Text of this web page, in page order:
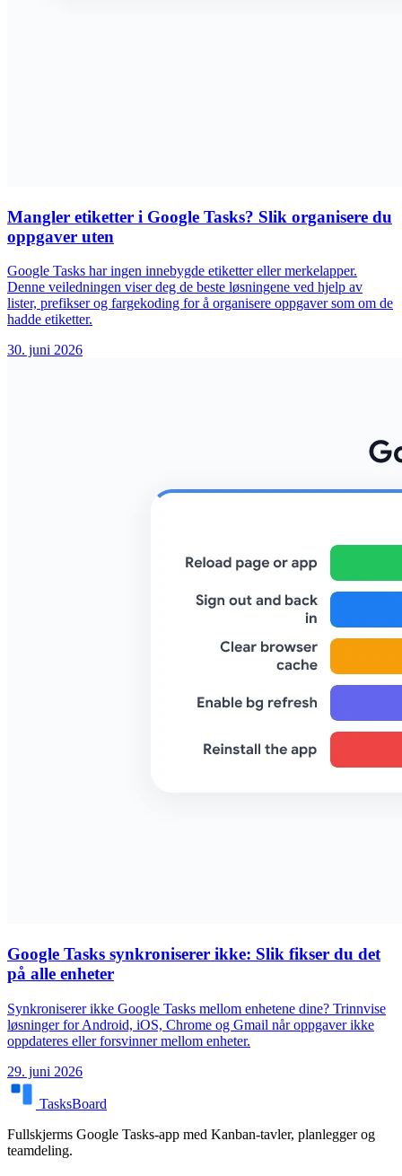
Mangler etiketter i Google Tasks? Slik organisere du
oppgaver uten
Google Tasks har ingen innebygde etiketter eller merkelapper.
Denne veiledningen viser deg de beste løsningene ved hjelp av
lister, prefikser og fargekoding for å organisere oppgaver som om de
hadde etiketter.
30. juni 2026
Google Tasks synkroniserer ikke: Slik fikser du det
på alle enheter
Synkroniserer ikke Google Tasks mellom enhetene dine? Trinnvise
løsninger for Android, iOS, Chrome og Gmail når oppgaver ikke
oppdateres eller forsvinner mellom enheter.
29. juni 2026
TasksBoard
Fullskjerms Google Tasks-app med Kanban-tavler, planlegger og
teamdeling.